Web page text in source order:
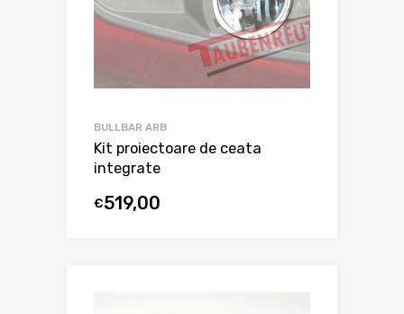
BULLBAR ARB
Kit proiectoare de ceata
integrate
€519,00